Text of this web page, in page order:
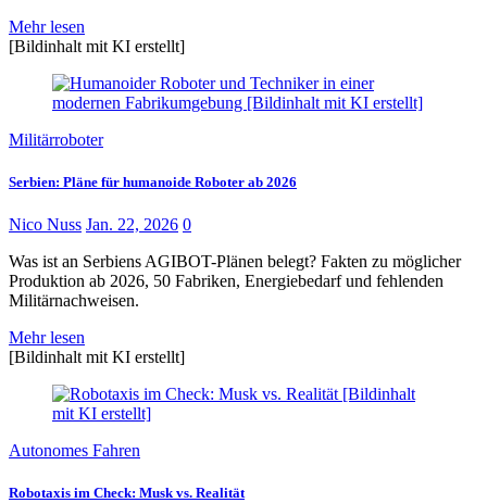
Mehr lesen
[Bildinhalt mit KI erstellt]
Militärroboter
Serbien: Pläne für humanoide Roboter ab 2026
Nico Nuss Jan. 22, 2026 0
Was ist an Serbiens AGIBOT-Plänen belegt? Fakten zu möglicher
Produktion ab 2026, 50 Fabriken, Energiebedarf und fehlenden
Militärnachweisen.
Mehr lesen
[Bildinhalt mit KI erstellt]
Autonomes Fahren
Robotaxis im Check: Musk vs. Realität